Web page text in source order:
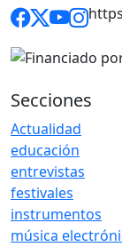
Secciones
Actualidad
educación
entrevistas
festivales
instrumentos
música